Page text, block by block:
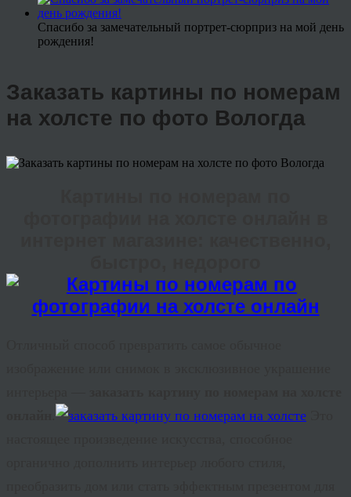
Спасибо за замечательный портрет-сюрприз на мой день
рождения!
Заказать картины по номерам
на холсте по фото Вологда